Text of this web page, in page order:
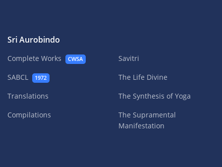
Sri Aurobindo
Complete Works CWSA
SABCL 1972
Translations
Compilations
Savitri
The Life Divine
The Synthesis of Yoga
The Supramental
Manifestation